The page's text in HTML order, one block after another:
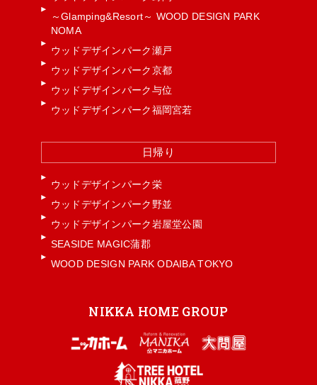
～Glamping&Resort～ WOOD DESIGN PARK
NOMA
ウッドデザインパーク瀬戸
ウッドデザインパーク京都
ウッドデザインパーク与位
ウッドデザインパーク福岡宮若
日帰り
ウッドデザインパーク栄
ウッドデザインパーク野並
ウッドデザインパーク岩屋堂公園
SEASIDE MAGIC蒲郡
WOOD DESIGN PARK ODAIBA TOKYO
NIKKA HOME GROUP